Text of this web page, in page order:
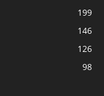
199
146
126
98